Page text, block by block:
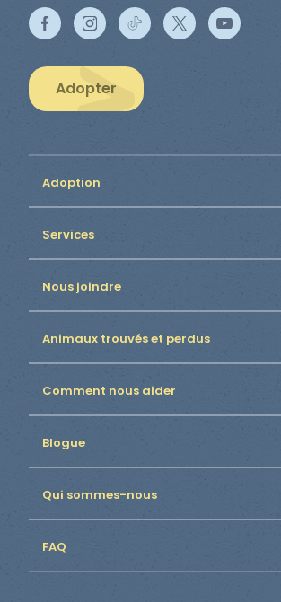
Adopter
Adoption
Services
Nous joindre
Animaux trouvés et perdus
Comment nous aider
Blogue
Qui sommes-nous
FAQ